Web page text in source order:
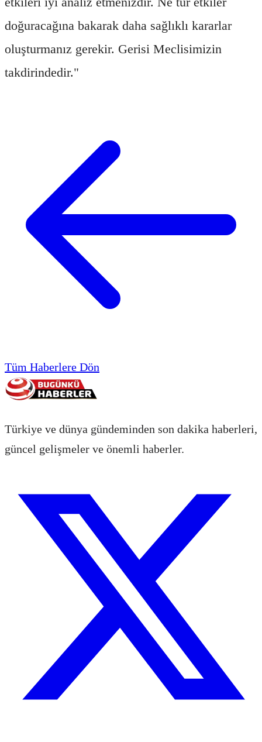
doğuracağına bakarak daha sağlıklı kararlar
oluşturmanız gerekir. Gerisi Meclisimizin
takdirindedir."
Tüm Haberlere Dön
Türkiye ve dünya gündeminden son dakika haberleri,
güncel gelişmeler ve önemli haberler.